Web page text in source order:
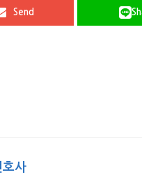
Send
호사